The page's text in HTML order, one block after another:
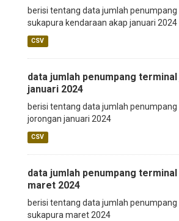
berisi tentang data jumlah penumpang
sukapura kendaraan akap januari 2024
CSV
data jumlah penumpang
januari 2024
berisi tentang data jumlah penumpang
jorongan januari 2024
CSV
data jumlah penumpang
maret 2024
berisi tentang data jumlah penumpang
sukapura maret 2024